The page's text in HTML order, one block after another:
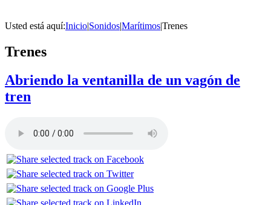
Usted está aquí:Inicio|Sonidos|Marítimos|Trenes
Trenes
Abriendo la ventanilla de un vagón de
tren